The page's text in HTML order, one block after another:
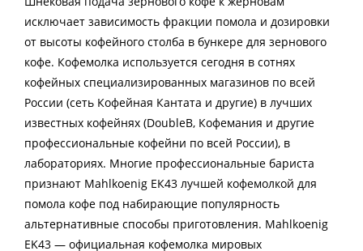
исключает зависимость фракции помола и дозировки
от высоты кофейного столба в бункере для зернового
кофе. Кофемолка используется сегодня в сотнях
кофейных специализированных магазинов по всей
России (сеть Кофейная Кантата и другие) в лучших
известных кофейнях (DoubleB, Кофемания и другие
профессиональные кофейни по всей России), в
лабораториях. Многие профессиональные бариста
признают Mahlkoenig ЕК43 лучшей кофемолкой для
помола кофе под набирающие популярность
альтернативные способы приготовления. Mahlkoenig
EK43 — официальная кофемолка мировых